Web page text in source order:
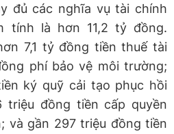
đủ các nghĩa vụ tài chính
tính là hơn 11,2 tỷ đồng.
7,1 tỷ đồng tiền thuế tài
phí bảo vệ môi trường;
ký quỹ cải tạo phục hồi
triệu đồng tiền cấp quyền
và gần 297 triệu đồng tiền